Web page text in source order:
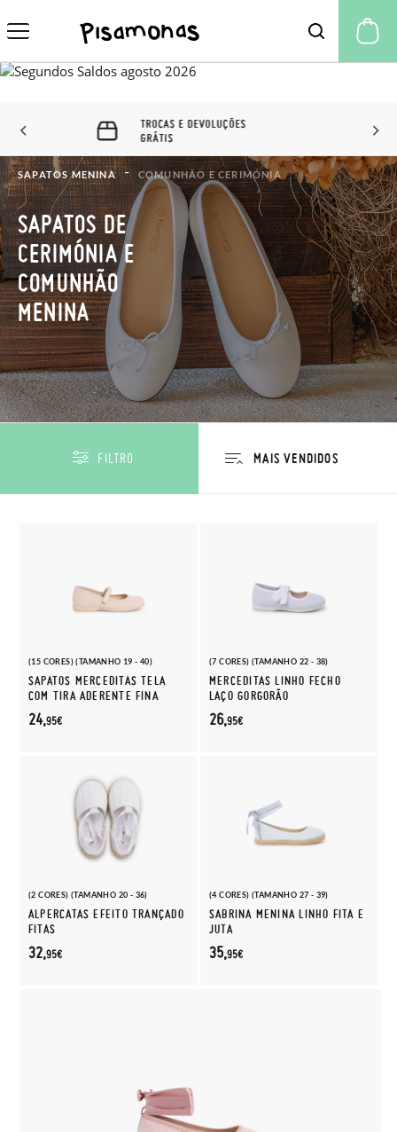
60 DIAS PARA TROCAS E
DEVOLUÇÕES
SAPATOS MENINA COMUNHÃO E CERIMÓNIA
SAPATOS DE
CERIMÓNIA E
COMUNHÃO
MENINA
FILTRO
(15 CORES) (TAMANHO 19 - 40)
SAPATOS MERCEDITAS TELA
COM TIRA ADERENTE FINA
24,95€
(7 CORES) (TAMANHO 22 - 38)
MERCEDITAS LINHO FECHO
LAÇO GORGORÃO
26,95€
(2 CORES) (TAMANHO 20 - 36)
ALPERCATAS EFEITO TRANÇADO
FITAS
32,95€
(4 CORES) (TAMANHO 27 - 39)
SABRINA MENINA LINHO FITA E
JUTA
35,95€